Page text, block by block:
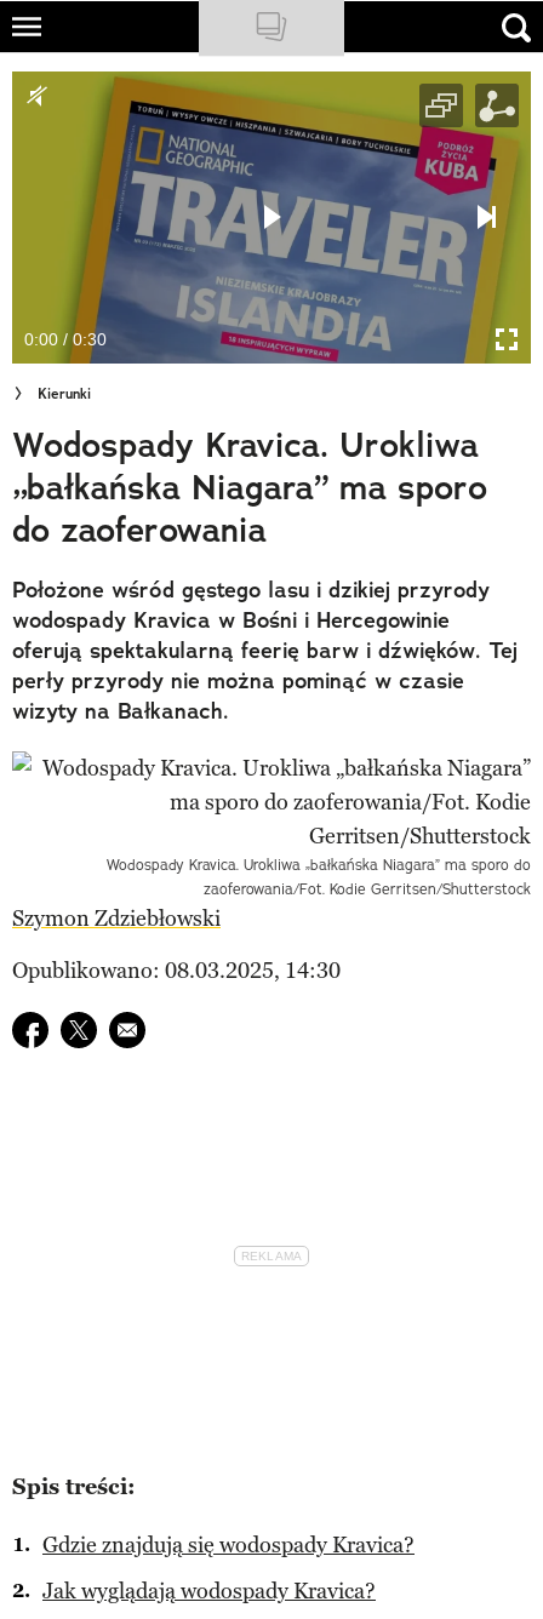
Skip
main
NATIONAL GEOGRAPHIC
TRAVELER
PODCASTY
Newsletter
Cuda Polski
Wielki Konkurs Fotograficzny
Trendbook Podróżniczy
Polecane
0:00 / 0:30
Kierunki
Wodospady Kravica. Urokliwa
„bałkańska Niagara” ma sporo
do zaoferowania
Położone wśród gęstego lasu i dzikiej przyrody
wodospady Kravica w Bośni i Hercegowinie
oferują spektakularną feerię barw i dźwięków. Tej
perły przyrody nie można pominąć w czasie
wizyty na Bałkanach.
Wodospady Kravica. Urokliwa „bałkańska Niagara” ma sporo do
zaoferowania/Fot. Kodie Gerritsen/Shutterstock
Szymon Zdziebłowski
Opublikowano: 08.03.2025, 14:30
Udostępnij na facebook
Udostępnij na twitter
E-mail do przyjaciela
Spis treści:
Gdzie znajdują się wodospady Kravica?
Jak wyglądają wodospady Kravica?